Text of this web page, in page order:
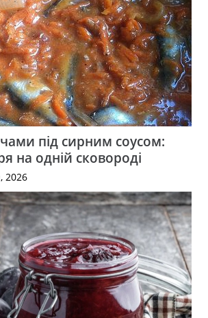
під сирним соусом:
на одній сковороді
2026